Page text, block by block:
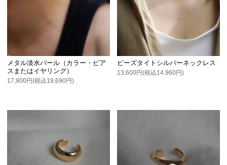
メタル淡水パール（カラー・ピア
スまたはイヤリング）
17,900円(税込19,690円)
ビーズタイトシルバーネックレス
13,600円(税込14,960円)